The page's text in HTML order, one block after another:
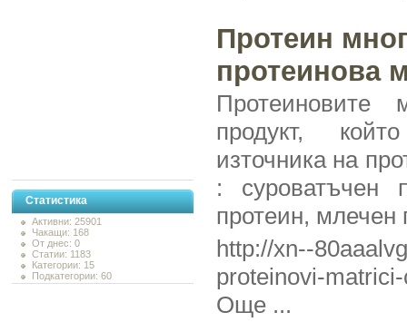
Статистика
Активни: 25901
Чакащи: 168
От днес: 0
Статии: 1183
Категории: 15
Подкатегории: 60
Протеин
протеинова
Протеиновите
продукт,
източника на
: суроватъчен
протеин, млечен
http://xn--
proteinovi-
Още ...